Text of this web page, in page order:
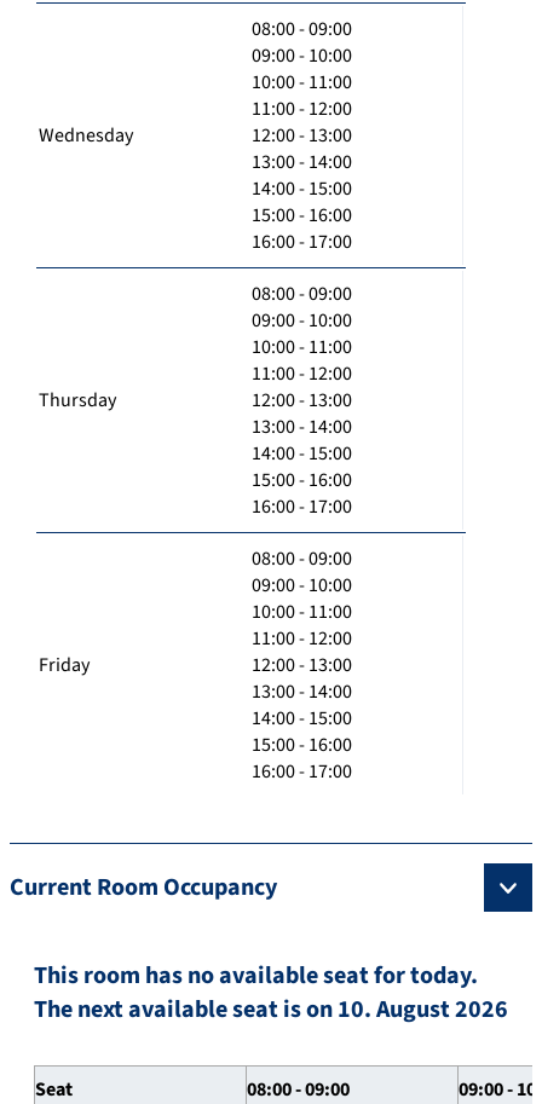
Wednesday
08:00 - 09:00
09:00 - 10:00
10:00 - 11:00
11:00 - 12:00
12:00 - 13:00
13:00 - 14:00
14:00 - 15:00
15:00 - 16:00
16:00 - 17:00
Thursday
08:00 - 09:00
09:00 - 10:00
10:00 - 11:00
11:00 - 12:00
12:00 - 13:00
13:00 - 14:00
14:00 - 15:00
15:00 - 16:00
16:00 - 17:00
Friday
08:00 - 09:00
09:00 - 10:00
10:00 - 11:00
11:00 - 12:00
12:00 - 13:00
13:00 - 14:00
14:00 - 15:00
15:00 - 16:00
16:00 - 17:00
Current Room Occupancy
This room has no available seat for today.
The next available seat is on 10. August 2026
Seat 08:00 - 09:00 09:00 -